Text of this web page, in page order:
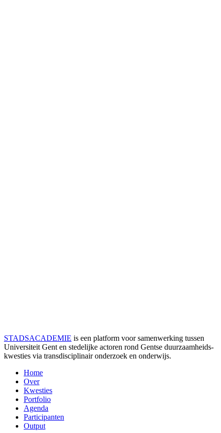
STADSACADEMIE is een platform voor samenwerking tussen
Universiteit Gent en stedelijke actoren rond Gentse duurzaamheids­
kwesties via transdisciplinair onderzoek en onderwijs.
Home
Over
Kwesties
Portfolio
Agenda
Participanten
Output